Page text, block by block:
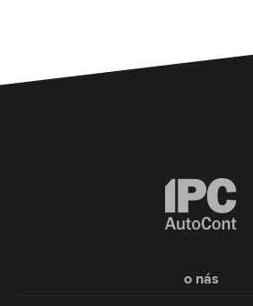
o nás